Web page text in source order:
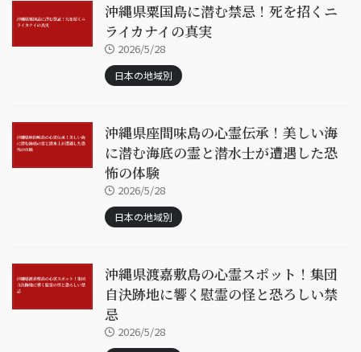
沖縄県粟国島に潜む禁忌！死を招くニ
ライカナイの真実
2026/5/28
日本の地域別
沖縄県座間味島の心霊伝承！美しい海
に潜む海底の霊と潜水士が遭遇した恐
怖の体験
2026/5/28
日本の地域別
沖縄県渡嘉敷島の心霊スポット！集団
自決跡地に響く慰霊の怪と恐ろしい禁
忌
2026/5/28